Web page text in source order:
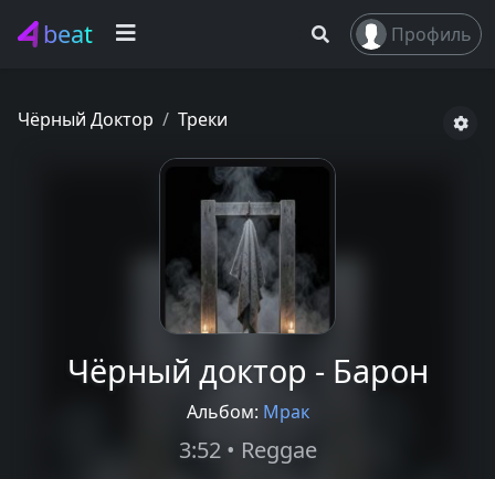
beat Профиль
Чёрный Доктор Треки
Чёрный доктор - Барон
Альбом: Мрак
3:52 • Reggae